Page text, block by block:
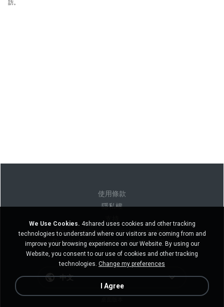
訪。
使用條款
隱私權
Do not sell my personal information
Do not share my personal information
中文
We Use Cookies. 4shared uses cookies and other tracking
technologies to understand where our visitors are coming from and
improve your browsing experience on our Website. By using our
Website, you consent to our use of cookies and other tracking
technologies. Change my preferences
I Agree